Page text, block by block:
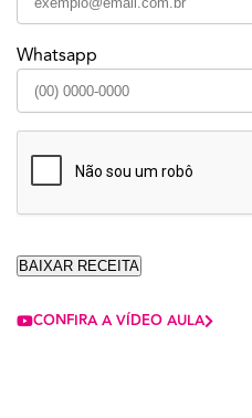
Whatsapp
CONFIRA A VÍDEO AULA